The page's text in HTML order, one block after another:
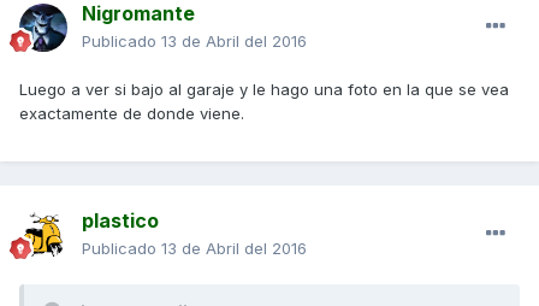
Nigromante
Publicado 13 de Abril del 2016
Luego a ver si bajo al garaje y le hago una foto en la que se vea
exactamente de donde viene.
plastico
Publicado 13 de Abril del 2016